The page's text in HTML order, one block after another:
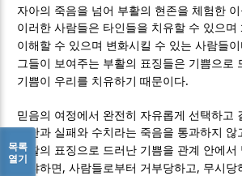
자아의 죽음을 넘어 부활의 현존을 체험한
이러한 사람들은 타인들을 치유할 수 있으며
이해할 수 있으며 변화시킬 수 있는 사람들
그들이 보여주는 부활의 표징들은 기쁨으로
기쁨이 우리를 치유하기 때문이다.
믿음의 여정에서 완전히 자유롭게 선택하고
고난과 실패와 수치라는 죽음을 통과하지 않
부활의 표징으로 드러난 기쁨을 관계 안에서
왜냐하면 ,사람들로부터 거부당하고 , 무시당
목록
열기